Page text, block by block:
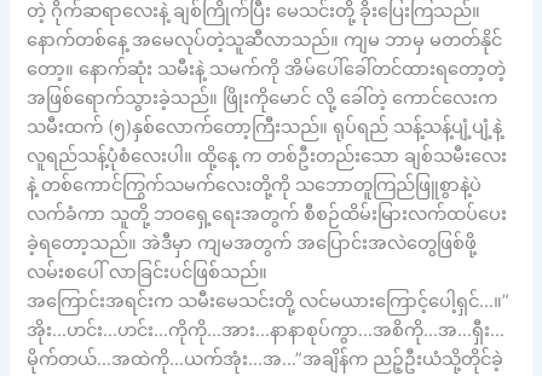
တဲ့ ဂိုက်ဆရာလေးနဲ့ ချစ်ကြိုက်ပြီး မေသင်းတို့ ခိုးပြေးကြသည်။
နောက်တစ်နေ့ အမေလုပ်တဲ့သူဆီလာသည်။ ကျမ ဘာမှ မတတ်နိုင်
တော့။ နောက်ဆုံး သမီးနဲ့ သမက်ကို အိမ်ပေါ်ခေါ်တင်ထားရတော့တဲ့
အဖြစ်ရောက်သွားခဲ့သည်။ ဖြိုးကိုမောင် လို့ ခေါ်တဲ့ ကောင်လေးက
သမီးထက် (၅)နှစ်လောက်တော့ကြီးသည်။ ရုပ်ရည် သန့်သန့်ပျံ့ပျံ့နဲ့
လူရည်သန့်ပုံစံလေးပါ။ ထို့နေ့ က တစ်ဦးတည်းသော ချစ်သမီးလေး
နဲ့ တစ်ကောင်ကြွက်သမက်လေးတို့ကို သဘောတူကြည်ဖြူစွာနဲ့ပဲ
လက်ခံကာ သူတို့ ဘဝရှေ့ရေးအတွက် စီစဉ်ထိမ်းမြားလက်ထပ်ပေး
ခဲ့ရတော့သည်။ အဲဒီမှာ ကျမအတွက် အပြောင်းအလဲတွေဖြစ်ဖို့
လမ်းစပေါ် လာခြင်းပင်ဖြစ်သည်။
အကြောင်းအရင်းက သမီးမေသင်းတို့ လင်မယားကြောင့်ပေါ့ရှင်…။”
အိုး…ဟင်း…ဟင်း…ကိုကို…အား…နာနာစုပ်ကွာ…အစိကို…အ…ရှီး…
မိုက်တယ်…အထဲကို…ယက်အုံး…အ…”အချိန်က ညဉ့်ဦးယံသို့တိုင်ခဲ့